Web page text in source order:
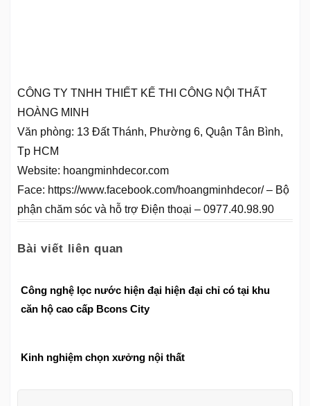
CÔNG TY TNHH THIẾT KẾ THI CÔNG NỘI THẤT
HOÀNG MINH
Văn phòng: 13 Đất Thánh, Phường 6, Quận Tân Bình,
Tp HCM
Website: hoangminhdecor.com
Face: https://www.facebook.com/hoangminhdecor/ – Bộ
phận chăm sóc và hỗ trợ Điện thoại – 0977.40.98.90
Bài viết liên quan
Công nghệ lọc nước hiện đại hiện đại chỉ có tại khu
căn hộ cao cấp Bcons City
Kinh nghiệm chọn xưởng nội thất